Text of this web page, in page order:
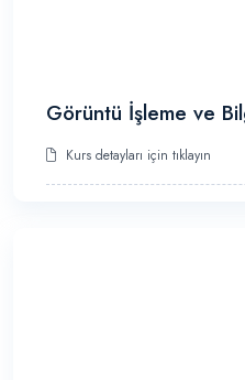
Görüntü İşleme ve
Kurs detayları için tıklayın